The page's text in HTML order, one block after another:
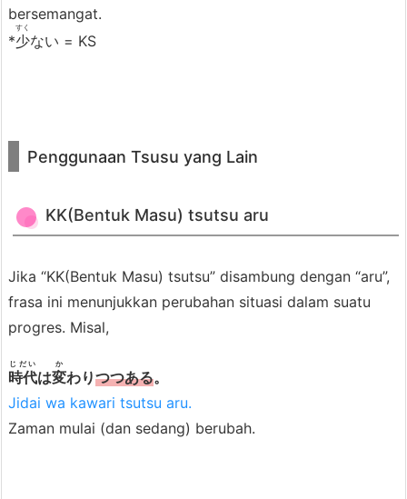
bersemangat.
*少
すく
ない = KS
Penggunaan Tsusu yang Lain
KK(Bentuk Masu) tsutsu aru
Jika “KK(Bentuk Masu) tsutsu” disambung dengan “aru”,
frasa ini menunjukkan perubahan situasi dalam suatu
progres. Misal,
時代
じだい
は変
か
わりつつある。
Jidai wa kawari tsutsu aru.
Zaman mulai (dan sedang) berubah.